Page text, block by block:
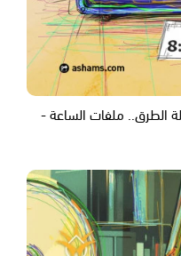
الطرق.. ملفات الساعة -